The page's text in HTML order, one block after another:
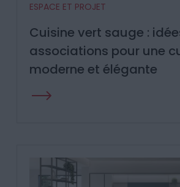
ESPACE ET PROJET
Cuisine vert sauge :
associations pour une
moderne et élégante